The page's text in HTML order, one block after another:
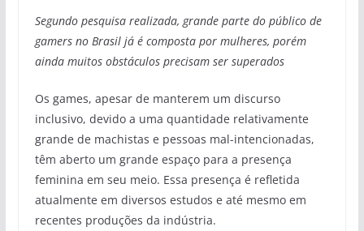
Segundo pesquisa realizada, grande parte do público de
gamers no Brasil já é composta por mulheres, porém
ainda muitos obstáculos precisam ser superados
Os games, apesar de manterem um discurso
inclusivo, devido a uma quantidade relativamente
grande de machistas e pessoas mal-intencionadas,
têm aberto um grande espaço para a presença
feminina em seu meio. Essa presença é refletida
atualmente em diversos estudos e até mesmo em
recentes produções da indústria.